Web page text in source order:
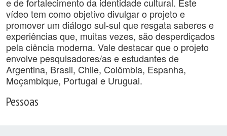
vídeo tem como objetivo divulgar o projeto e
promover um diálogo sul-sul que resgata saberes e
experiências que, muitas vezes, são desperdiçados
pela ciência moderna. Vale destacar que o projeto
envolve pesquisadores/as e estudantes de
Argentina, Brasil, Chile, Colômbia, Espanha,
Moçambique, Portugal e Uruguai.
Pessoas